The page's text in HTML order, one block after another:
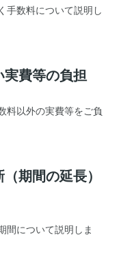
手数料について説明し
費等の負担
料以外の実費等をご負
期間の延長）
間について説明しま